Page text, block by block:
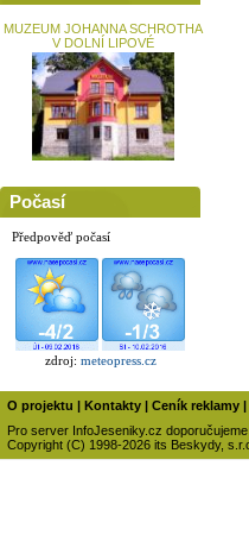
MUZEUM JOHANNA SCHROTHA
V DOLNÍ LIPOVÉ
Počasí
Předpověď počasí
zdroj: meteopress.cz
O projektu | Kontakty | Ceník reklamy |
Pro server InfoJeseniky.cz
Copyright (C) 1998-2026 its Beskydy,